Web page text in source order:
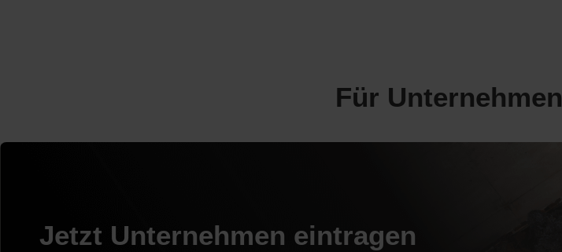
Für Unternehmen
Jetzt Unternehmen eintragen